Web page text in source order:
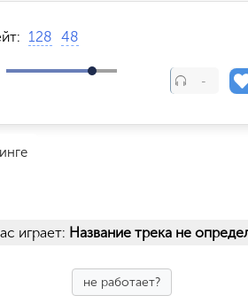
128 48
-
играет: Название трека не
не работает?